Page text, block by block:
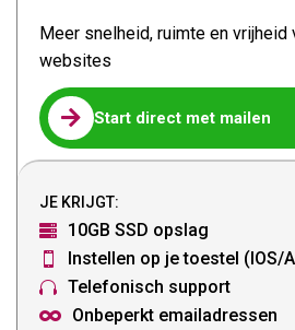
Meer snelheid, ruimte en
websites
 Start direct met mailen
JE KRIJGT:

10GB SSD opslag
 Instellen op je toestel (IOS/
 Telefonisch support
 Onbeperkt emailadressen